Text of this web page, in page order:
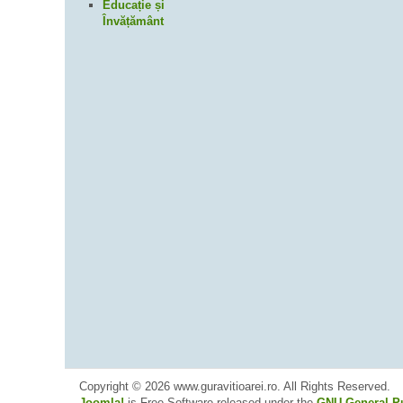
Educație și
Învățământ
Copyright © 2026 www.guravitioarei.ro. All Rights Reserved.